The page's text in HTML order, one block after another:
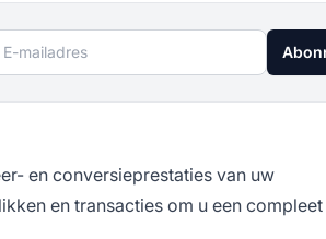
mailadres
en conversieprestaties van uw
en transacties om u een